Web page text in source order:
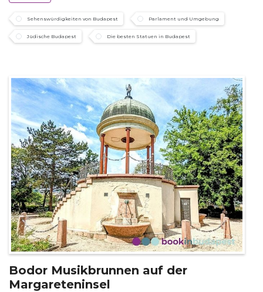
Sehenswürdigkeiten von Budapest Parlament und Umgebung
Jüdische Budapest Die besten Statuen in Budapest
Bodor Musikbrunnen auf der
Margareteninsel